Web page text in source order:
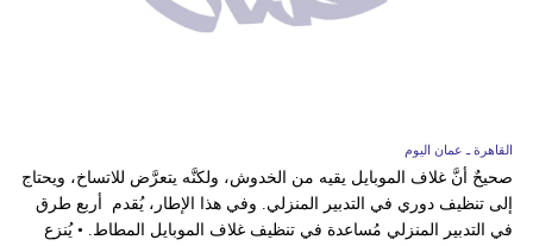
القاهرة ـ عمان اليوم
صحيحٌ أنَّ غلاف الموبايل يقيه من الخدوش، ولكنَّه يتعرَّض للاتساخ، ويحتاج
إلى تنظيف دوري في التدبير المنزلي. وفي هذا الإطار، يُقدم أربع طرق
في التدبير المنزلي مُساعدة في تنظيف غلاف الموبايل المطاط. • يُنزع